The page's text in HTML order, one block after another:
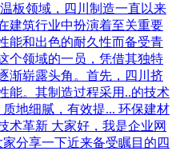
板领域，四川制造一直以来
建筑行业中扮演着至关重要
能和出色的耐久性而备受青
个领域的一员，凭借其独特
渐崭露头角。首先，四川挤
能。其制造过程采用..的技术
地细腻，有效提... 环保建材
术革新 大家好，我是企业网
分享一下近来备受瞩目的四